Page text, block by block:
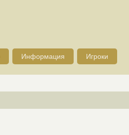
Информация Игроки